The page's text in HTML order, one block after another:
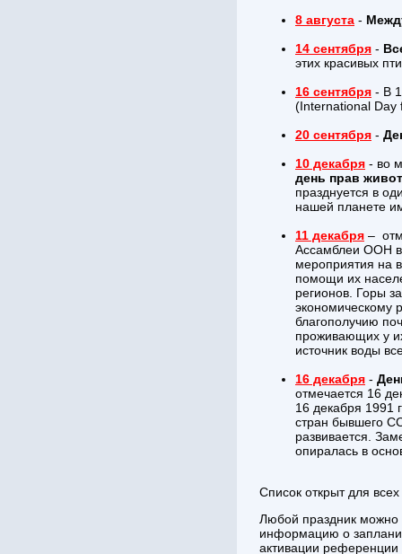
8 августа -
14 сентября -
этих красивых
16 сентября - В
(International Day
20 сентября -
10 декабря - во
день прав
празднуется в
нашей планете
11 декабря –
Ассамблеи ООН в
мероприятия на
помощи их
регионов. Горы
экономическому
благополучию
проживающих у
источник воды
16 декабря -
отмечается 16
16 декабря 1991
стран бывшего
развивается.
опиралась в
Список открыт для
Любой праздник можно
информацию о
активации